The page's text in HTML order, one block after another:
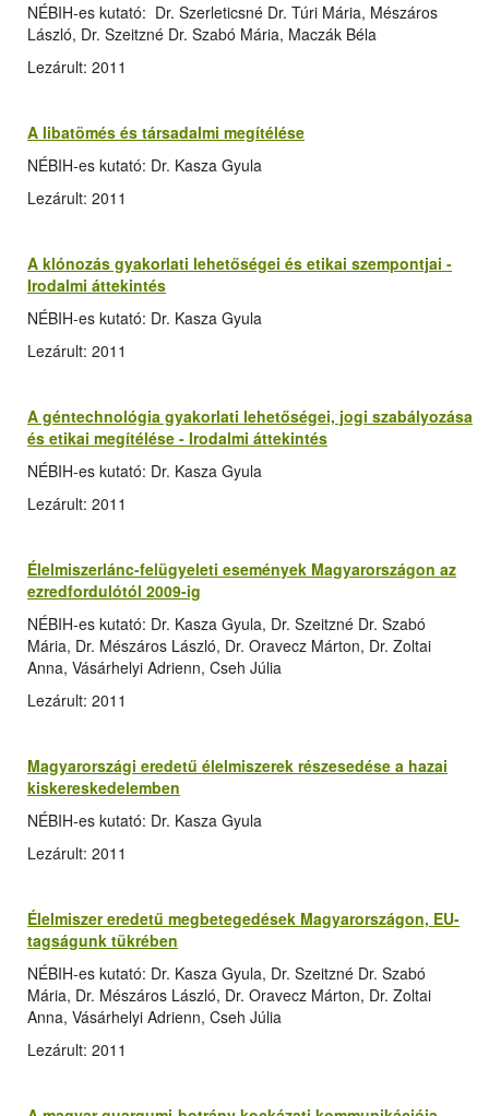
NÉBIH-es kutató: Dr. Szerleticsné Dr. Túri Mária, Mészáros
László, Dr. Szeitzné Dr. Szabó Mária, Maczák Béla
Lezárult: 2011
A libatömés és társadalmi megítélése
NÉBIH-es kutató: Dr. Kasza Gyula
Lezárult: 2011
A klónozás gyakorlati lehetőségei és etikai szempontjai -
Irodalmi áttekintés
NÉBIH-es kutató: Dr. Kasza Gyula
Lezárult: 2011
A géntechnológia gyakorlati lehetőségei, jogi szabályozása
és etikai megítélése - Irodalmi áttekintés
NÉBIH-es kutató: Dr. Kasza Gyula
Lezárult: 2011
Élelmiszerlánc-felügyeleti események Magyarországon az
ezredfordulótól 2009-ig
NÉBIH-es kutató: Dr. Kasza Gyula, Dr. Szeitzné Dr. Szabó
Mária, Dr. Mészáros László, Dr. Oravecz Márton, Dr. Zoltai
Anna, Vásárhelyi Adrienn, Cseh Júlia
Lezárult: 2011
Magyarországi eredetű élelmiszerek részesedése a hazai
kiskereskedelemben
NÉBIH-es kutató: Dr. Kasza Gyula
Lezárult: 2011
Élelmiszer eredetű megbetegedések Magyarországon, EU-
tagságunk tükrében
NÉBIH-es kutató: Dr. Kasza Gyula, Dr. Szeitzné Dr. Szabó
Mária, Dr. Mészáros László, Dr. Oravecz Márton, Dr. Zoltai
Anna, Vásárhelyi Adrienn, Cseh Júlia
Lezárult: 2011